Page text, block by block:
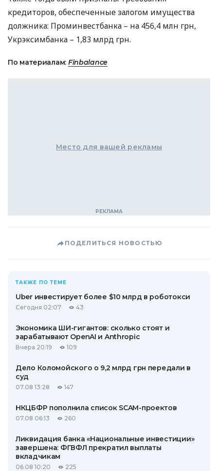
кредиторов, обеспеченные залогом имущества
должника: Проминвестбанка – на 456,4 млн грн,
Укрэксимбанка – 1,83 млрд грн.
По материалам: Finbalance
Место для вашей рекламы
ПОДЕЛИТЬСЯ НОВОСТЬЮ
ТАКЖЕ ПО ТЕМЕ
Uber инвестирует более $10 млрд в роботокси
Сегодня 02:07 43
Экономика ШИ-гигантов: сколько стоят и
зарабатывают OpenAI и Anthropic
Вчера 20:19 109
Дело Коломойского о 9,2 млрд грн передали в
суд
07.08 13:28 147
НКЦБФР пополнила список SCAM-проектов
07.08 06:13 260
Ликвидация банка «Национальные инвестиции»
завершена: ФГВФЛ прекратил выплаты
вкладчикам
06.08 10:20 225